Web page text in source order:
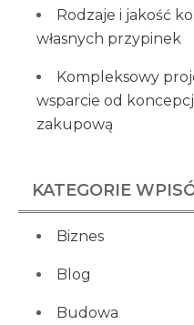
Rodzaje i jakość
własnych przypinek
Kompleksowy
wsparcie od
zakupową
KATEGORIE
Biznes
Blog
Budowa